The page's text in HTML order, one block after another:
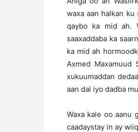
waxa aan halkan ku
qaybo ka mid ah.
saaxaddaba ka
ka mid ah
Axmed
xukuumaddan
aan dal iyo dadba
Waxa kale oo aanu
caadaystay in ay